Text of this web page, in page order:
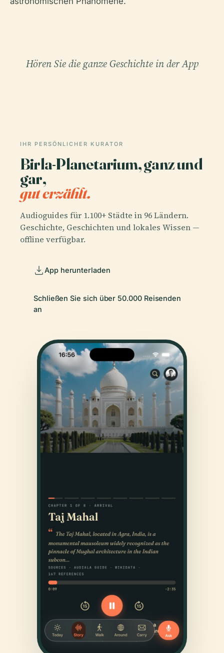
Hören Sie die ganze Geschichte in der App
IHR PERSÖNLICHER KURATOR
Birla-Planetarium, ganz und
gar,
gut erzählt.
Audioguides für 1.100+ Städte in 96 Ländern.
Geschichte, Geschichten und lokales Wissen —
offline verfügbar.
App herunterladen
Schließen Sie sich über 50.000 Reisenden
an